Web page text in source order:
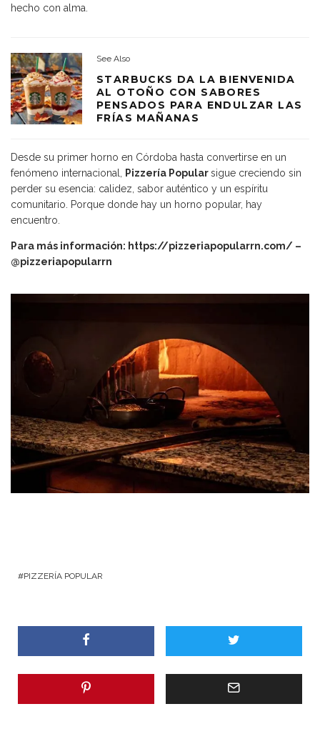
hecho con alma.
See Also
STARBUCKS DA LA BIENVENIDA
AL OTOÑO CON SABORES
PENSADOS PARA ENDULZAR LAS
FRÍAS MAÑANAS
Desde su primer horno en Córdoba hasta convertirse en un
fenómeno internacional, Pizzería Popularsigue creciendo sin
perder su esencia: calidez, sabor auténtico y un espíritu
comunitario. Porque donde hay un horno popular, hay
encuentro.
Para más información: https://pizzeriapopularrn.com/ –
@pizzeriapopularrn
PIZZERÍA POPULAR